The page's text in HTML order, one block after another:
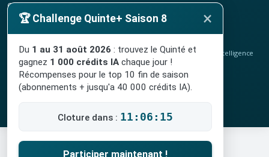
Contact
Confidentialité
© 2020-2026 TURF.bzh , analyses hippiques, classement ELO et intelligence
artificielle.
Site indépendant, sans lien avec le PMU. Jeu interdit aux mineurs.
🏆 Challenge Quinte+ Saison 8 ×
Du 1 au 31 août 2026 : trouvez le Quinté et
gagnez 1 000 crédits IA chaque jour !
Récompenses pour le top 10 fin de saison
(abonnements + jusqu'a 40 000 crédits IA).
Cloture dans : 11:06:15
Participer maintenant !